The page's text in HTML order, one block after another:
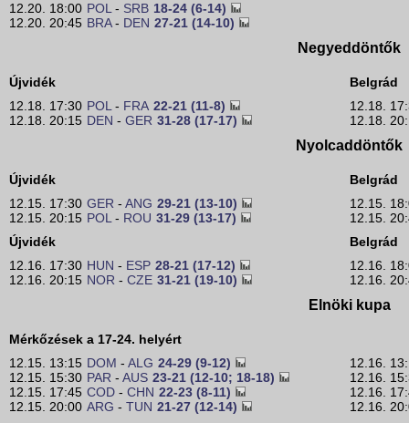
12.20. 18:00 POL - SRB 18-24 (6-14)
12.20. 20:45 BRA- DEN 27-21 (14-10)
Negyeddöntők
Újvidék
12.18. 17:30 POL - FRA 22-21 (11-8)
12.18. 20:15 DEN - GER 31-28 (17-17)
Belgrád
12.18.
12.18.
Nyolcaddöntők
Újvidék
12.15. 17:30 GER - ANG 29-21 (13-10)
12.15. 20:15 POL - ROU 31-29 (13-17)
Belgrád
12.15.
12.15.
Újvidék
12.16. 17:30 HUN - ESP 28-21 (17-12)
12.16. 20:15 NOR - CZE 31-21 (19-10)
Belgrád
12.16.
12.16.
Elnöki kupa
Mérkőzések a 17-24. helyért
12.15. 13:15 DOM - ALG 24-29 (9-12)
12.15. 15:30 PAR - AUS 23-21 (12-10; 18-18)
12.15. 17:45 COD - CHN 22-23 (8-11)
12.15. 20:00 ARG - TUN 21-27 (12-14)
12.16.
12.16.
12.16.
12.16.